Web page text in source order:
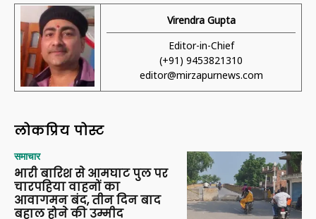
Virendra Gupta
Editor-in-Chief
(+91) 9453821310
editor@mirzapurnews.com
लोकप्रिय पोस्ट
समाचार
भारी बारिश से आमघाट पुल पर
चारपहिया वाहनों का
आवागमन बंद, तीन दिन बाद
बहाल होने की उम्मीद